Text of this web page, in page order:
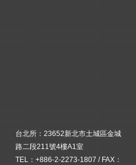
台北所：23652新北市土城區金城
路二段211號4樓A1室
TEL：+886-2-2273-1807 / FAX：